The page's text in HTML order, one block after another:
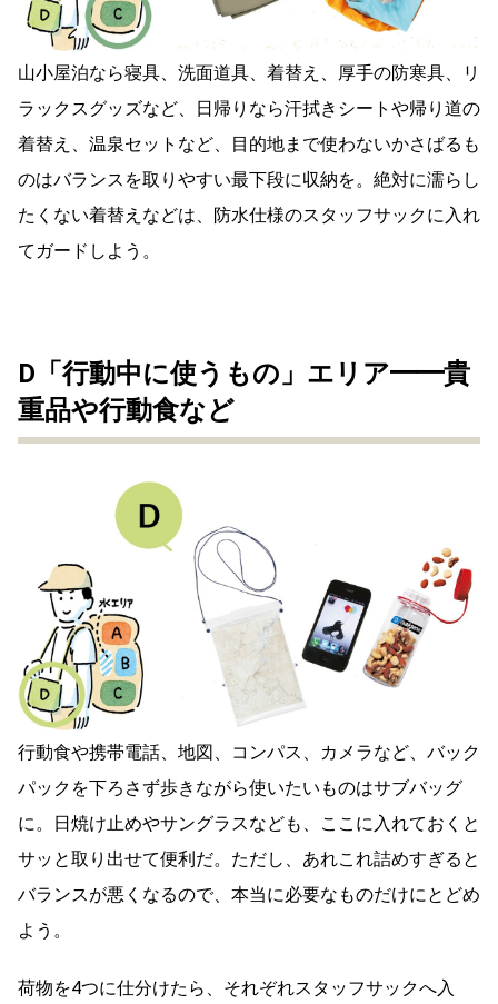
山小屋泊なら寝具、洗面道具、着替え、厚手の防寒具、リ
ラックスグッズなど、日帰りなら汗拭きシートや帰り道の
着替え、温泉セットなど、目的地まで使わないかさばるも
のはバランスを取りやすい最下段に収納を。絶対に濡らし
たくない着替えなどは、防水仕様のスタッフサックに入れ
てガードしよう。
D「行動中に使うもの」エリア━━貴
重品や行動食など
行動食や携帯電話、地図、コンパス、カメラなど、バック
パックを下ろさず歩きながら使いたいものはサブバッグ
に。日焼け止めやサングラスなども、ここに入れておくと
サッと取り出せて便利だ。ただし、あれこれ詰めすぎると
バランスが悪くなるので、本当に必要なものだけにとどめ
よう。
荷物を4つに仕分けたら、それぞれスタッフサックへ入